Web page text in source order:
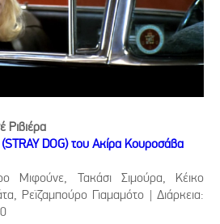
Ριβιέρα
DOG) του Ακίρα Κουροσάβα
Μιφούνε, Τακάσι Σιμούρα, Κέικο
Ρεϊζαμπούρο Γιαμαμότο | Διάρκεια: